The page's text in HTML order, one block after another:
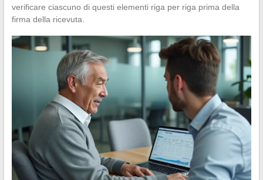
verificare ciascuno di questi elementi riga per riga prima della
firma della ricevuta.